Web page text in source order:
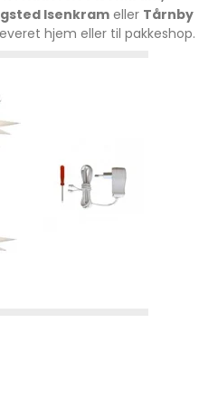
Isenkrameller Tårnby
hjem eller til pakkeshop.